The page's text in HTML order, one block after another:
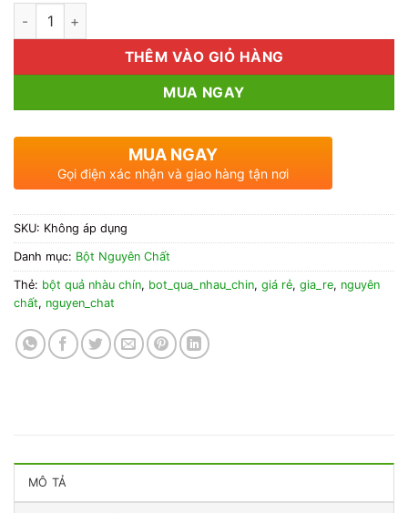
1kg Bột Quả Nhàu Chín Giá Rẻ số lượng
THÊM VÀO GIỎ HÀNG
MUA NGAY
MUA NGAY
Gọi điện xác nhận và giao hàng tận nơi
SKU: Không áp dụng
Danh mục: Bột Nguyên Chất
Thẻ: bột quả nhàu chín, bot_qua_nhau_chin, giá rẻ, gia_re, nguyên
chất, nguyen_chat
MÔ TẢ